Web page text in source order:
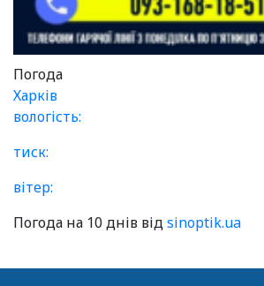
Погода
Харків
вологість:
тиск:
вітер:
Погода на 10 днів відsinoptik.ua